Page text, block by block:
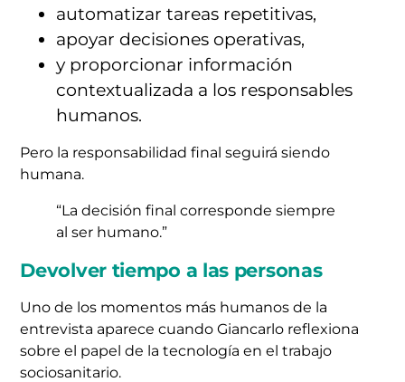
automatizar tareas repetitivas,
apoyar decisiones operativas,
y proporcionar información
contextualizada a los responsables
humanos.
Pero la responsabilidad final seguirá siendo
humana.
“La decisión final corresponde siempre
al ser humano.”
Devolver tiempo a las personas
Uno de los momentos más humanos de la
entrevista aparece cuando Giancarlo reflexiona
sobre el papel de la tecnología en el trabajo
sociosanitario.